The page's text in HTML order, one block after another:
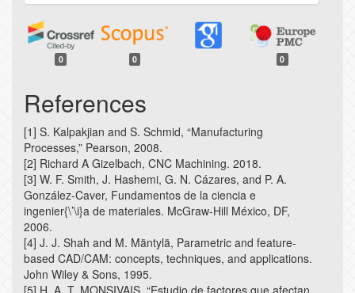
0 0 0
References
[1] S. Kalpakjian and S. Schmid, “Manufacturing
Processes,” Pearson, 2008.
[2] Richard A Gizelbach, CNC Machining. 2018.
[3] W. F. Smith, J. Hashemi, G. N. Cázares, and P. A.
González-Caver, Fundamentos de la ciencia e
ingenier{\’\i}a de materiales. McGraw-Hill México, DF,
2006.
[4] J. J. Shah and M. Mäntylä, Parametric and feature-
based CAD/CAM: concepts, techniques, and applications.
John Wiley & Sons, 1995.
[5] H. A. T. MONSIVAIS, “Estudio de factores que afectan